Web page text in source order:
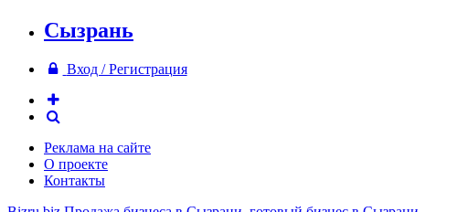
Сызрань
Вход / Регистрация
Реклама на сайте
О проекте
Контакты